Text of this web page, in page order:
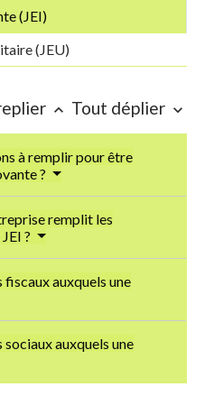
(JEI)
(JEU)
keyboard_arrow_up Tout déplier keyboard_arrow_down
à remplir pour être
?
remplit les
?
auxquels une
auxquels une